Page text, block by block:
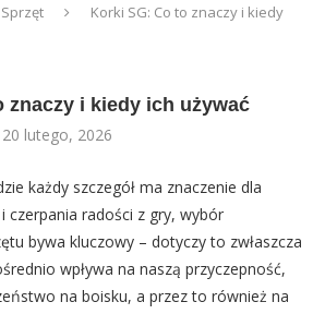
Sprzęt
Korki SG: Co to znaczy i kiedy
znaczy i kiedy ich używać
20 lutego, 2026
każdy szczegół ma znaczenie dla
czerpania radości z gry, wybór
bywa kluczowy – dotyczy to zwłaszcza
wpływa na naszą przyczepność,
na boisku, a przez to również na